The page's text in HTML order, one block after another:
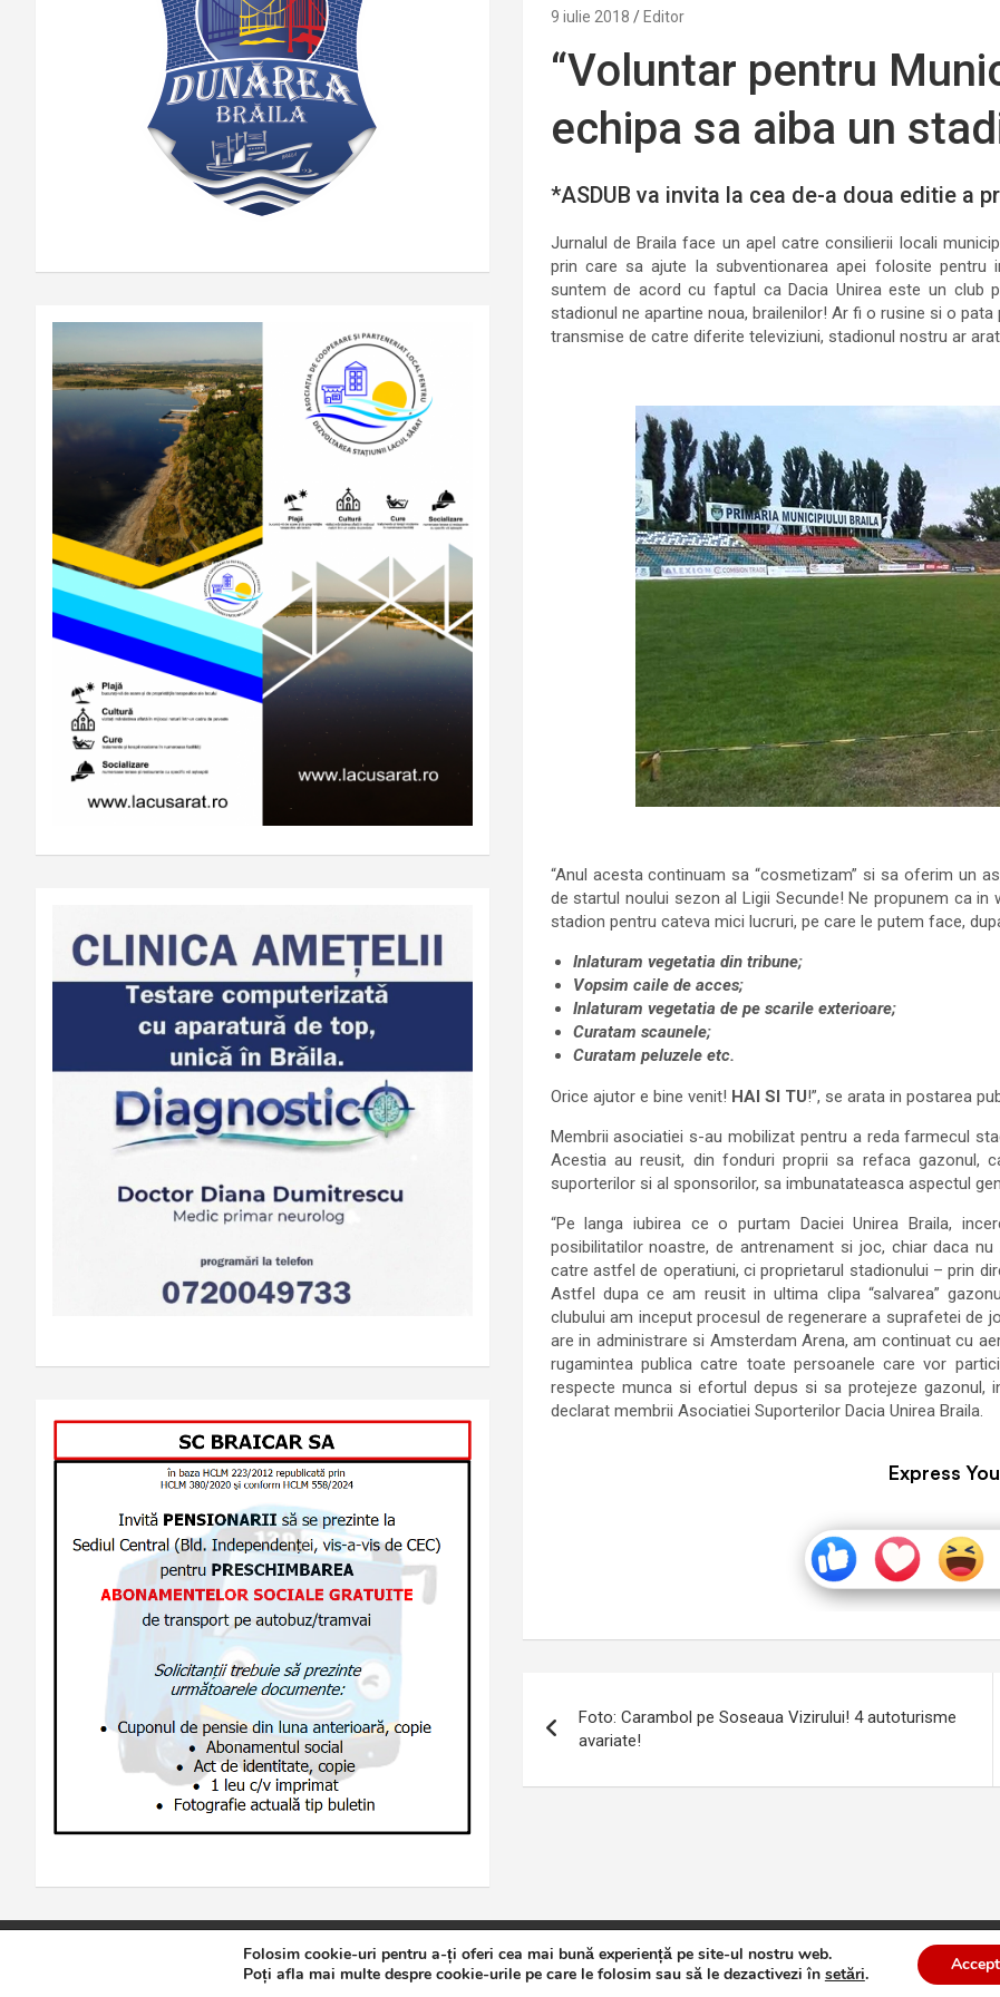
9 iulie 2018 Editor
“Voluntar pentru
echipa sa aiba un
*ASDUB va invita la cea de-a doua editie a
Jurnalul de Braila face un apel catre consilierii locali
prin care sa ajute la subventionarea apei folosite pentru
suntem de acord cu faptul ca Dacia Unirea este un club
stadionul ne apartine noua, brailenilor! Ar fi o rusine si o
transmise de catre diferite televiziuni, stadionul nostru ar
“Anul acesta continuam sa “cosmetizam” si sa oferim un
de startul noului sezon al Ligii Secunde! Ne propunem ca
stadion pentru cateva mici lucruri, pe care le putem face,
Inlaturam vegetatia din tribune;
Vopsim caile de acces;
Inlaturam vegetatia de pe scarile exterioare;
Curatam scaunele;
Curatam peluzele etc.
Orice ajutor e bine venit! HAI SI TU!”, se arata in postarea
Membrii asociatiei s-au mobilizat pentru a reda farmecul
Acestia au reusit, din fonduri proprii sa refaca gazonul,
suporterilor si al sponsorilor, sa imbunatateasca aspectul
“Pe langa iubirea ce o purtam Daciei Unirea Braila,
posibilitatilor noastre, de antrenament si joc, chiar daca
catre astfel de operatiuni, ci proprietarul stadionului – prin
Astfel dupa ce am reusit in ultima clipa “salvarea”
clubului am inceput procesul de regenerare a suprafetei de
are in administrare si Amsterdam Arena, am continuat cu
rugamintea publica catre toate persoanele care vor
respecte munca si efortul depus si sa protejeze gazonul,
declarat membrii Asociatiei Suporterilor Dacia Unirea Braila.
Express
în
articole
Foto: Carambol pe Soseaua Vizirului! 4 autoturisme
avariate!
Jurnalul de Brăila Politică de confidențialitate Theme by:Theme Horse Proudly Powered by: WordPress
Folosim cookie-uri pentru a-ți oferi cea mai bună experiență pe site-ul nostru web.
Poți afla mai multe despre cookie-urile pe care le folosim sau să le dezactivezi în setări.